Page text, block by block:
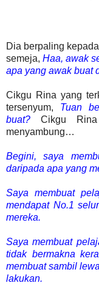
Dia berpaling
semeja, Haa, awak
apa yang awak buat
Cikgu Rina yang
tersenyum,
Tuan
buat?
Cikgu
menyambung…
Begini, saya
daripada apa yang
Saya membuat
mendapat No.1
mereka.
Saya membuat
tidak bermakna
membuat sambil
lakukan.